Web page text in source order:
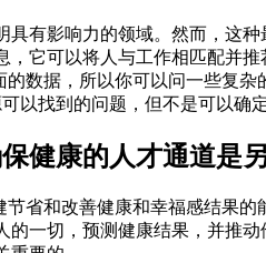
具有影响力的领域。然而，
它可以将人与工作相匹配并
数据，所以你可以问一些复杂
以找到的问题，但不是可以确
健康的人才通道是
省和改善健康和幸福感结果
一切，预测健康结果，并推